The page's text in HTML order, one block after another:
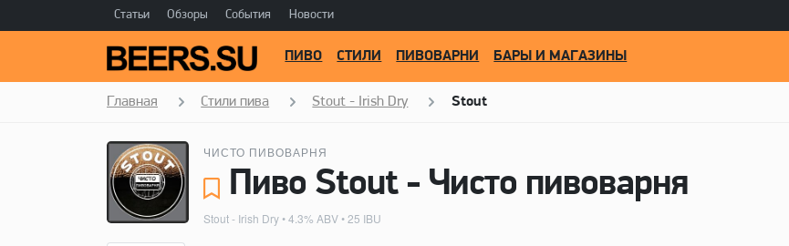
Статьи Обзоры События Новости
ПИВО СТИЛИ ПИВОВАРНИ БАРЫ И МАГАЗИНЫ
Главная Стили пива Stout - Irish Dry Stout
ЧИСТО ПИВОВАРНЯ
Пиво Stout - Чисто пивоварня
Stout - Irish Dry• 4.3% ABV • 25 IBU